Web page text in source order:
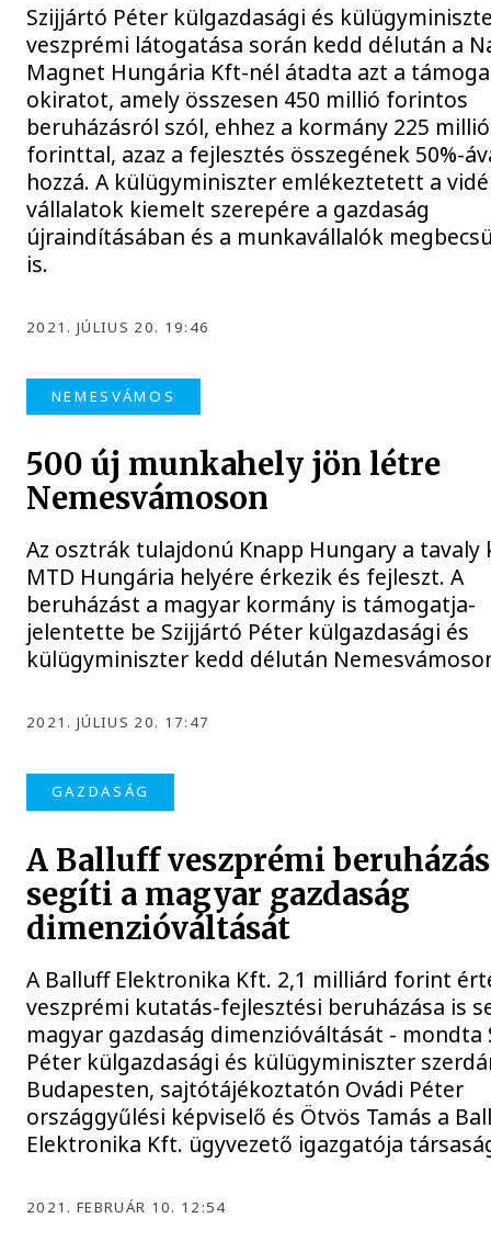
Szijjártó Péter külgazdasági és
veszprémi látogatása során kedd délután a
Magnet Hungária Kft-nél átadta azt a
okiratot, amely összesen 450 millió forintos
beruházásról szól, ehhez a kormány 225 millió
forinttal, azaz a fejlesztés összegének 50%-
hozzá. A külügyminiszter emlékeztetett a
vállalatok kiemelt szerepére a gazdaság
újraindításában és a munkavállalók
is.
2021. JÚLIUS 20. 19:46
NEMESVÁMOS
500 új munkahely jön létre
Nemesvámoson
Az osztrák tulajdonú Knapp Hungary a tavaly
MTD Hungária helyére érkezik és fejleszt. A
beruházást a magyar kormány is támogatja-
jelentette be Szijjártó Péter külgazdasági és
külügyminiszter kedd délután
2021. JÚLIUS 20. 17:47
GAZDASÁG
A Balluff veszprémi
segíti a magyar gazdaság
dimenzióváltását
A Balluff Elektronika Kft. 2,1 milliárd forint
veszprémi kutatás-fejlesztési beruházása is
magyar gazdaság dimenzióváltását - mondta
Péter külgazdasági és külügyminiszter
Budapesten, sajtótájékoztatón Ovádi Péter
országgyűlési képviselő és Ötvös Tamás a
Elektronika Kft. ügyvezető igazgatója
2021. FEBRUÁR 10. 12:54